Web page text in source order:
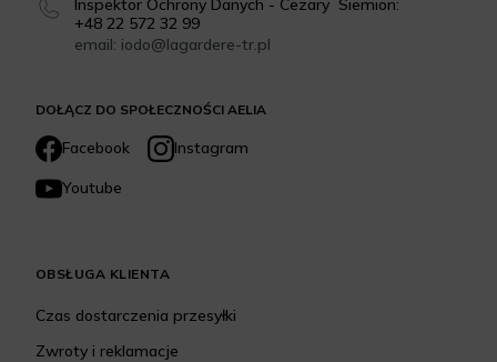
DOŁĄCZ DO SPOŁECZNOŚCI AELIA
Facebook
Instagram
Youtube
Inspektor Ochrony Danych - Cezary Siemion:
+48 22 572 32 99
email: iodo@lagardere-tr.pl
OBSŁUGA KLIENTA
Czas dostarczenia przesyłki
Zwroty i reklamacje